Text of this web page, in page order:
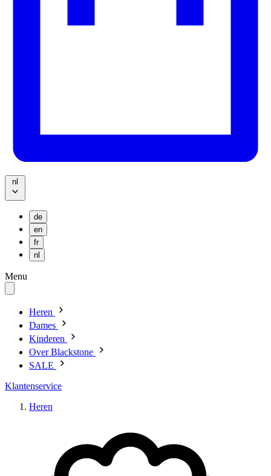
nl
de
en
fr
nl
Menu
Heren
Dames
Kinderen
Over Blackstone
SALE
Klantenservice
Heren